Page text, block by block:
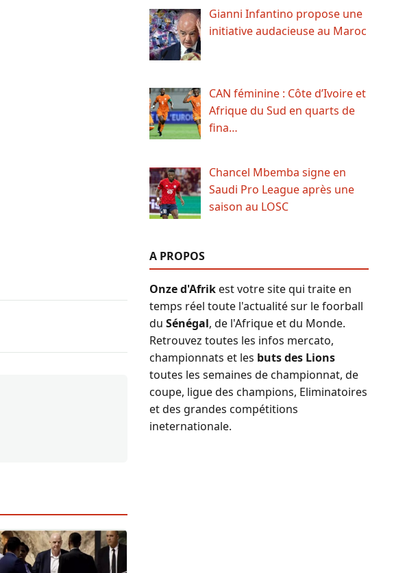
Gianni Infantino propose une
initiative audacieuse au Maroc
CAN féminine : Côte d’Ivoire et
Afrique du Sud en quarts de
fina…
Chancel Mbemba signe en
Saudi Pro League après une
saison au LOSC
A PROPOS
Onze d'Afrikest votre site qui traite en
temps réel toute l'actualité sur le foorball
du Sénégal, de l'Afrique et du Monde.
Retrouvez toutes les infos mercato,
championnats et les buts des Lions
toutes les semaines de championnat, de
coupe, ligue des champions, Eliminatoires
et des grandes compétitions
ineternationale.